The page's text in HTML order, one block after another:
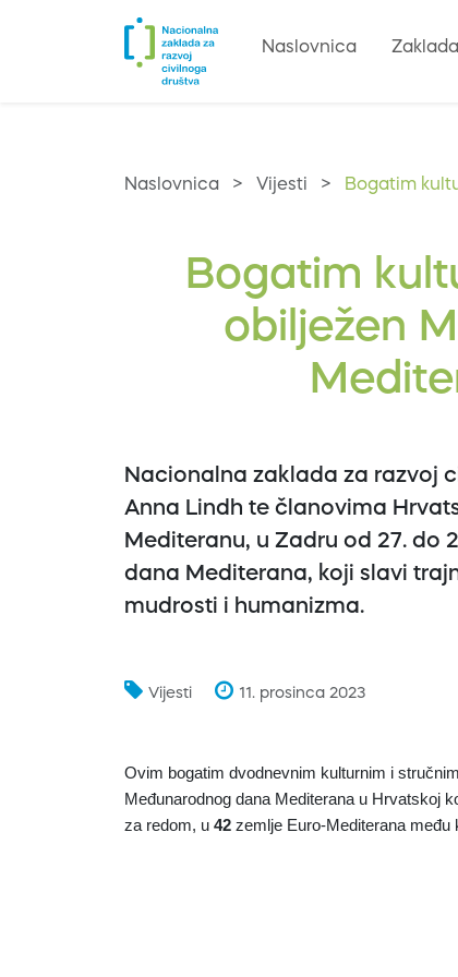
Naslovnica Zaklada
Naslovnica > Vijesti > Bogatim
Bogatim
obilježen
Nacionalna zaklada za razvoj
Anna Lindh te članovima
Mediteranu, u Zadru od 27. do
dana Mediterana, koji slavi
mudrosti i humanizma.
Vijesti 11. prosinca 2023
Ovim bogatim dvodnevnim kulturnim i
Međunarodnog dana Mediterana u Hrvatskoj
za redom, u 42 zemlje Euro-Mediterana